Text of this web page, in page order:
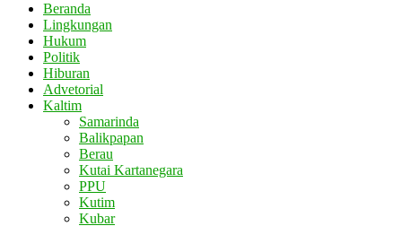
Beranda
Lingkungan
Hukum
Politik
Hiburan
Advetorial
Kaltim
Samarinda
Balikpapan
Berau
Kutai Kartanegara
PPU
Kutim
Kubar